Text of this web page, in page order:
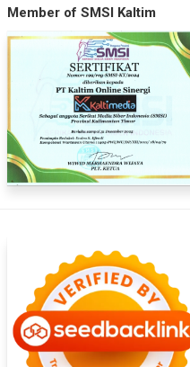
Member of SMSI Kaltim